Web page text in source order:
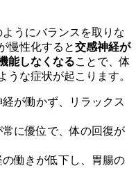
うにバランスを取りな
慢性化すると交感神経が
能しなくなることで、体
うな症状が起こります。
経が働かず、リラックス
常に優位で、体の回復が
の働きが低下し、胃腸の